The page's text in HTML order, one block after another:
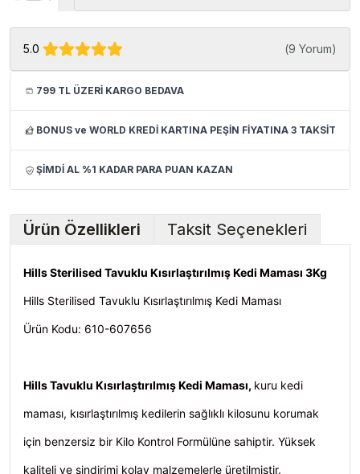
5.0 (9 Yorum)
799 TL ÜZERİ KARGO BEDAVA
BONUS ve WORLD KREDİ KARTINA PEŞİN FİYATINA 3 TAKSİT
ŞİMDİ AL %1 KADAR PARA PUAN KAZAN
Ürün Özellikleri Taksit Seçenekleri
Hills Sterilised Tavuklu Kısırlaştırılmış Kedi Maması 3Kg
Hills Sterilised Tavuklu Kısırlaştırılmış Kedi Maması
Ürün Kodu: 610-607656
Hills Tavuklu Kısırlaştırılmış Kedi Maması, kuru kedi
maması, kısırlaştırılmış kedilerin sağlıklı kilosunu korumak
için benzersiz bir Kilo Kontrol Formülüne sahiptir. Yüksek
kaliteli ve sindirimi kolay malzemelerle üretilmiştir.